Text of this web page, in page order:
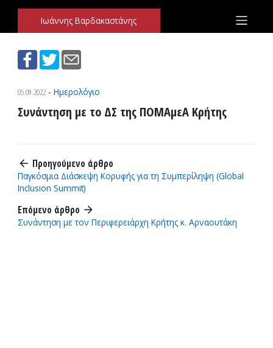
Ιωάννης Βαρδακαστάνης
Παράκαμψη προς το περιεχόμενο
Ιωάννης Βαρδακαστάνης
05.09.2022- Ημερολόγιο
Συνάντηση με το ΔΣ της ΠΟΜΑμεΑ Κρήτης
arrow_back Προηγούμενο άρθρο
Παγκόσμια Διάσκεψη Κορυφής για τη Συμπερίληψη (Global
Inclusion Summit)
Επόμενο άρθρο arrow_forward
Συνάντηση με τον Περιφερειάρχη Κρήτης κ. Αρναουτάκη